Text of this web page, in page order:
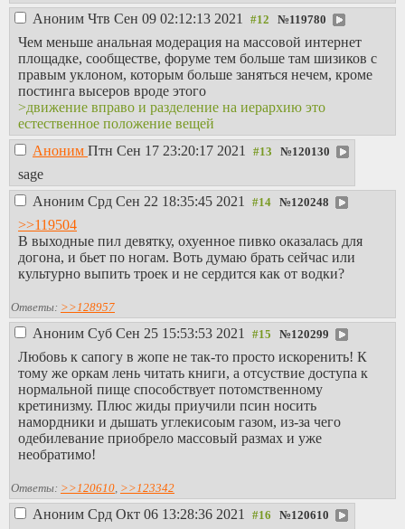
Аноним Чтв Сен 09 02:12:13 2021 №119780
Чем меньше анальная модерация на массовой интернет
площадке, сообществе, форуме тем больше там шизиков с
правым уклоном, которым больше заняться нечем, кроме
постинга высеров вроде этого
>движение вправо и разделение на иерархию это
естественное положение вещей
Аноним Птн Сен 17 23:20:17 2021 №120130
sage
Аноним Срд Сен 22 18:35:45 2021 №120248
>>119504
В выходные пил девятку, охуенное пивко оказалась для
догона, и бьет по ногам. Воть думаю брать сейчас или
культурно выпить троек и не сердится как от водки?
Ответы: >>128957
Аноним Суб Сен 25 15:53:53 2021 №120299
Любовь к сапогу в жопе не так-то просто искоренить! К
тому же оркам лень читать книги, а отсуствие доступа к
нормальной пище способствует потомственному
кретинизму. Плюс жиды приучили псин носить
намордники и дышать углекисоым газом, из-за чего
одебилевание приобрело массовый размах и уже
необратимо!
Ответы: >>120610, >>123342
Аноним Срд Окт 06 13:28:36 2021 №120610